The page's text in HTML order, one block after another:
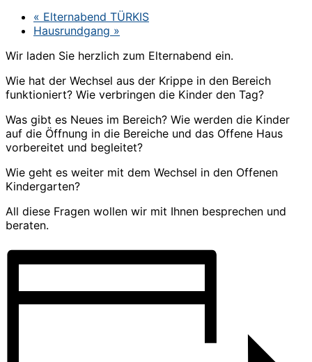
« Elternabend TÜRKIS
Hausrundgang »
Wir laden Sie herzlich zum Elternabend ein.
Wie hat der Wechsel aus der Krippe in den Bereich
funktioniert? Wie verbringen die Kinder den Tag?
Was gibt es Neues im Bereich? Wie werden die Kinder
auf die Öffnung in die Bereiche und das Offene Haus
vorbereitet und begleitet?
Wie geht es weiter mit dem Wechsel in den Offenen
Kindergarten?
All diese Fragen wollen wir mit Ihnen besprechen und
beraten.